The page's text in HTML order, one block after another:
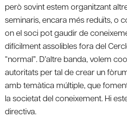
però sovint estem organitzant
seminaris, encara més reduïts, o
on el soci pot gaudir de
difícilment assolibles fora del
“normal”. D’altre banda, volem
autoritats per tal de crear un
amb temàtica múltiple, que
la societat del coneixement. Hi
directiva.